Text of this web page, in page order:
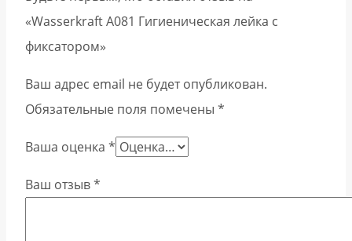
«Wasserkraft A081 Гигиеническая лейка с
фиксатором»
Ваш адрес email не будет опубликован.
Обязательные поля помечены *
Ваша оценка *
Ваш отзыв*